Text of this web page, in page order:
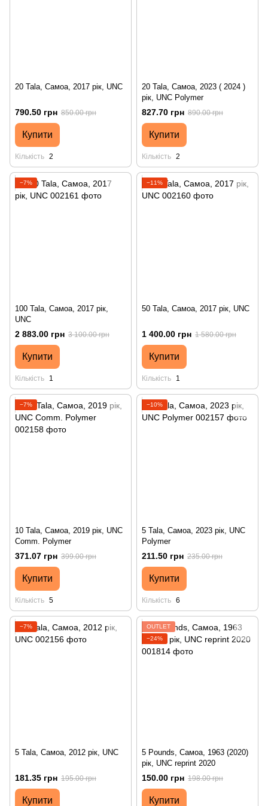
20 Tala, Самоа, 2017 рік, UNC
790.50 грн 850.00 грн
Купити
Кількість 2
20 Tala, Самоа, 2023 ( 2024 )
рік, UNC Polymer
827.70 грн 890.00 грн
Купити
Кількість 2
−7%
100 Tala, Самоа, 2017 рік,
UNC
2 883.00 грн 3 100.00 грн
Купити
Кількість 1
−11%
50 Tala, Самоа, 2017 рік, UNC
1 400.00 грн 1 580.00 грн
Купити
Кількість 1
−7%
10 Tala, Самоа, 2019 рік, UNC
Comm. Polymer
371.07 грн 399.00 грн
Купити
Кількість 5
−10%
5 Tala, Самоа, 2023 рік, UNC
Polymer
211.50 грн 235.00 грн
Купити
Кількість 6
−7%
5 Tala, Самоа, 2012 рік, UNC
181.35 грн 195.00 грн
Купити
OUTLET
−24%
5 Pounds, Самоа, 1963 (2020)
рік, UNC reprint 2020
150.00 грн 198.00 грн
Купити